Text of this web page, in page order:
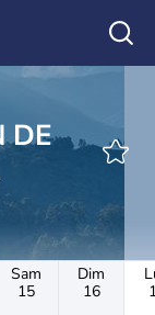
Sam
15
Dim
16